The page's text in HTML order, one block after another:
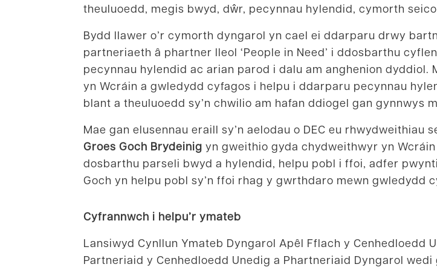
theuluoedd, megis bwyd, dŵr, pecynnau hylendid, cymorth
Bydd llawer o’r cymorth dyngarol yn cael ei ddarparu drwy
partneriaeth â phartner lleol ‘People in Need’ i ddosbarthu
pecynnau hylendid ac arian parod i dalu am anghenion dyddiol.
yn Wcráin a gwledydd cyfagos i helpu i ddarparu pecynnau
blant a theuluoedd sy’n chwilio am hafan ddiogel gan gynnwys
Mae gan elusennau eraill sy’n aelodau o DEC eu rhwydweithiau
Groes Goch Brydeinig yn gweithio gyda chydweithwyr yn
dosbarthu parseli bwyd a hylendid, helpu pobl i ffoi, adfer
Goch yn helpu pobl sy’n ffoi rhag y gwrthdaro mewn gwledydd
Cyfrannwch i helpu’r ymateb
Lansiwyd Cynllun Ymateb Dyngarol Apêl Fflach y Cenhedloedd
Partneriaid y Cenhedloedd Unedig a Phartneriaid Dyngarol